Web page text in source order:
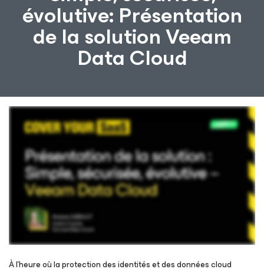
SUIT
évolutive: Présentation
de la solution Veeam
Data Cloud
À l’heure où la protection des identités et des données cloud